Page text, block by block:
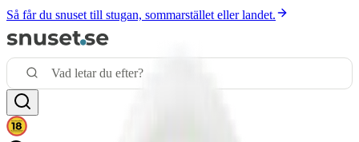
Så får du snuset till stugan, sommarstället eller landet.